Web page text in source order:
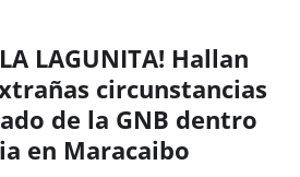
LA LAGUNITA! Hallan
circunstancias
de la GNB dentro
en Maracaibo